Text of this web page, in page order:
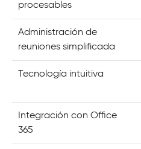
procesables
Administración de
reuniones simplificada
Tecnología intuitiva
Integración con Office
365